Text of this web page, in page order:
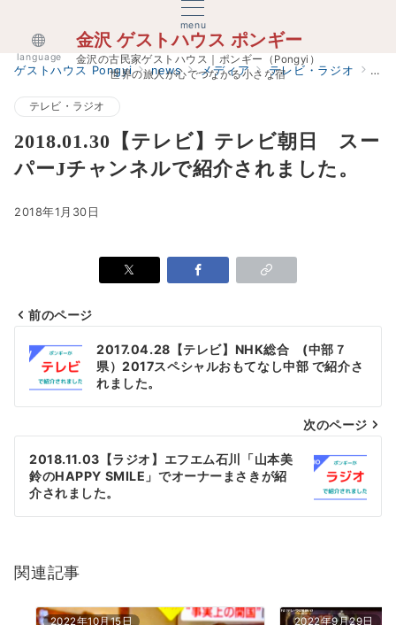
menu
金沢 ゲストハウス ポンギー
金沢の古民家ゲストハウス｜ポンギー（Pongyi）
世界の旅人が心でつながる小さな宿
language
ゲストハウス Pongyi news メディア テレビ・ラジオ
テレビ・ラジオ
2018.01.30【テレビ】テレビ朝日 スー
パーJチャンネルで紹介されました。
2018年1月30日
投
ビ
ゲ
ー
シ
ン
前のページ
2017.04.28【テレビ】NHK総合 (中部７
県）2017スペシャルおもてなし中部 で紹介さ
れました。
次のページ
2018.11.03【ラジオ】エフエム石川「山本美
鈴のHAPPY SMILE」でオーナーまさきが紹
介されました。
関連記事
2022年10月15日 2022年9月29日